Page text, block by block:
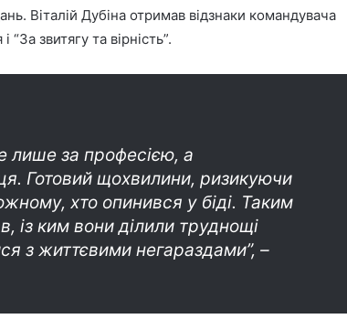
Віталій Дубіна отримав відзнаки командувача
“За звитягу та вірність”.
лише за професією, а
Готовий щохвилини, ризикуючи
хто опинився у біді. Таким
із ким вони ділили труднощі
з життєвими негараздами”, –